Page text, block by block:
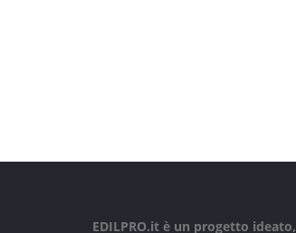
EDILPRO.it è un progetto ideato,